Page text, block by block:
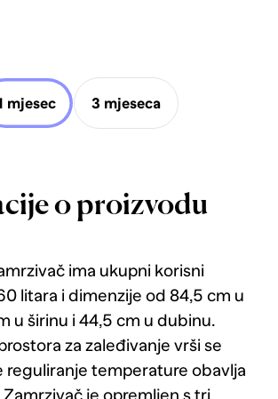
mjesec 3 mjeseca
o proizvodu
ima ukupni korisni
litara i dimenzije od 84,5 cm u
u širinu i 44,5 cm u dubinu.
za zaleđivanje vrši se
reguliranje temperature obavlja
je opremljen s tri